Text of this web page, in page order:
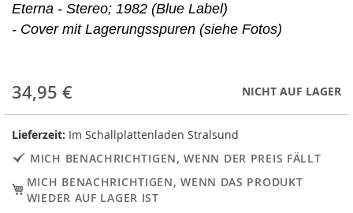
Eterna - Stereo; 1982 (Blue Label)
- Cover mit Lagerungsspuren (siehe Fotos)
34,95 € NICHT AUF LAGER
Lieferzeit: Im Schallplattenladen Stralsund
MICH BENACHRICHTIGEN, WENN DER PREIS FÄLLT
MICH BENACHRICHTIGEN, WENN DAS PRODUKT
WIEDER AUF LAGER IST